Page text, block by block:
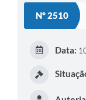
Nº 2510
Data: